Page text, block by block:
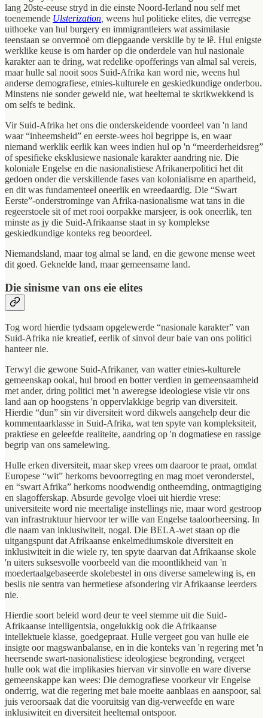
lang 20ste-eeuse stryd in die einste Noord-Ierland nou self met
toenemende Ulsterization, weens hul politieke elites, die verregse
uithoeke van hul burgery en immigrantleiers wat assimilasie
teenstaan se onvermoë om diepgaande verskille by te lê. Hul enigste
werklike keuse is om harder op die onderdele van hul nasionale
karakter aan te dring, wat redelike opofferings van almal sal vereis,
maar hulle sal nooit soos Suid-Afrika kan word nie, weens hul
anderse demografiese, etnies-kulturele en geskiedkundige onderbou.
Minstens nie sonder geweld nie, wat heeltemal te skrikwekkend is
om selfs te bedink.
Vir Suid-Afrika het ons die onderskeidende voordeel van 'n land
waar “inheemsheid” en eerste-wees hol begrippe is, en waar
niemand werklik eerlik kan wees indien hul op 'n “meerderheidsreg”
of spesifieke eksklusiewe nasionale karakter aandring nie. Die
koloniale Engelse en die nasionalistiese Afrikanerpolitici het dit
gedoen onder die verskillende fases van kolonialisme en apartheid,
en dit was fundamenteel oneerlik en wreedaardig. Die “Swart
Eerste”-onderstrominge van Afrika-nasionalisme wat tans in die
regeerstoele sit of met rooi oorpakke marsjeer, is ook oneerlik, ten
minste as jy die Suid-Afrikaanse staat in sy komplekse
geskiedkundige konteks reg beoordeel.
Niemandsland, maar tog almal se land, en die gewone mense weet
dit goed. Geknelde land, maar gemeensame land.
Die sinisme van ons eie elites
Tog word hierdie tydsaam opgelewerde “nasionale karakter” van
Suid-Afrika nie kreatief, eerlik of sinvol deur baie van ons politici
hanteer nie.
Terwyl die gewone Suid-Afrikaner, van watter etnies-kulturele
gemeenskap ookal, hul brood en botter verdien in gemeensaamheid
met ander, dring politici met 'n aweregse ideologiese visie vir ons
land aan op hoogstens 'n oppervlakkige begrip van diversiteit.
Hierdie “dun” sin vir diversiteit word dikwels aangehelp deur die
kommentaarklasse in Suid-Afrika, wat ten spyte van kompleksiteit,
praktiese en geleefde realiteite, aandring op 'n dogmatiese en rassige
begrip van ons samelewing.
Hulle erken diversiteit, maar skep vrees om daaroor te praat, omdat
Europese “wit” herkoms bevoorregting en mag moet veronderstel,
en “swart Afrika” herkoms noodwendig ontheemding, ontmagtiging
en slagofferskap. Absurde gevolge vloei uit hierdie vrese:
universiteite word nie meertalige instellings nie, maar word gestroop
van infrastruktuur hiervoor ter wille van Engelse taaloorheersing. In
die naam van inklusiwiteit, nogal. Die BELA-wet staan op die
uitgangspunt dat Afrikaanse enkelmediumskole diversiteit en
inklusiwiteit in die wiele ry, ten spyte daarvan dat Afrikaanse skole
'n uiters suksesvolle voorbeeld van die moontlikheid van 'n
moedertaalgebaseerde skolebestel in ons diverse samelewing is, en
beslis nie sentra van hermetiese afsondering vir Afrikaanse leerders
nie.
Hierdie soort beleid word deur te veel stemme uit die Suid-
Afrikaanse intelligentsia, ongelukkig ook die Afrikaanse
intellektuele klasse, goedgepraat. Hulle vergeet gou van hulle eie
insigte oor magswanbalanse, en in die konteks van 'n regering met 'n
heersende swart-nasionalistiese ideologiese begronding, vergeet
hulle ook wat die implikasies hiervan vir sinvolle en ware diverse
gemeenskappe kan wees: Die demografiese voorkeur vir Engelse
onderrig, wat die regering met baie moeite aanblaas en aanspoor, sal
juis veroorsaak dat die vooruitsig van dig-verweefde en ware
inklusiwiteit en diversiteit heeltemal ontspoor.